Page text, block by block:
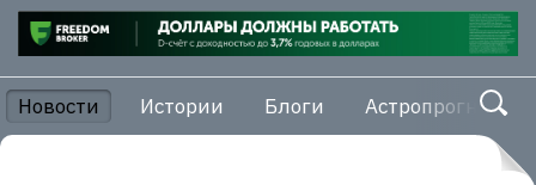
Новости Истории Блоги Астропрогноз